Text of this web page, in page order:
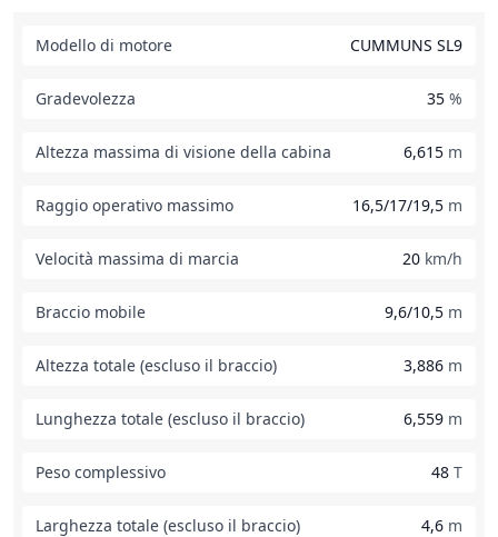
Modello di motore CUMMUNS SL9
Gradevolezza 35 %
Altezza massima di visione della cabina 6,615 m
Raggio operativo massimo 16,5/17/19,5 m
Velocità massima di marcia 20 km/h
Braccio mobile 9,6/10,5 m
Altezza totale (escluso il braccio) 3,886 m
Lunghezza totale (escluso il braccio) 6,559 m
Peso complessivo 48 T
Larghezza totale (escluso il braccio) 4,6 m